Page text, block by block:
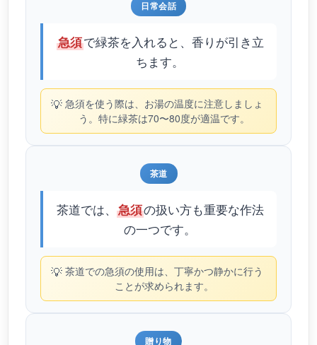
日常会話
急須で緑茶を入れると、香りが引き立
ちます。
💡 急須を使う際は、お湯の温度に注意しましょ
う。特に緑茶は70〜80度が適温です。
茶道
茶道では、 急須の扱い方も重要な作法
の一つです。
💡 茶道での急須の使用は、丁寧かつ静かに行う
ことが求められます。
贈り物